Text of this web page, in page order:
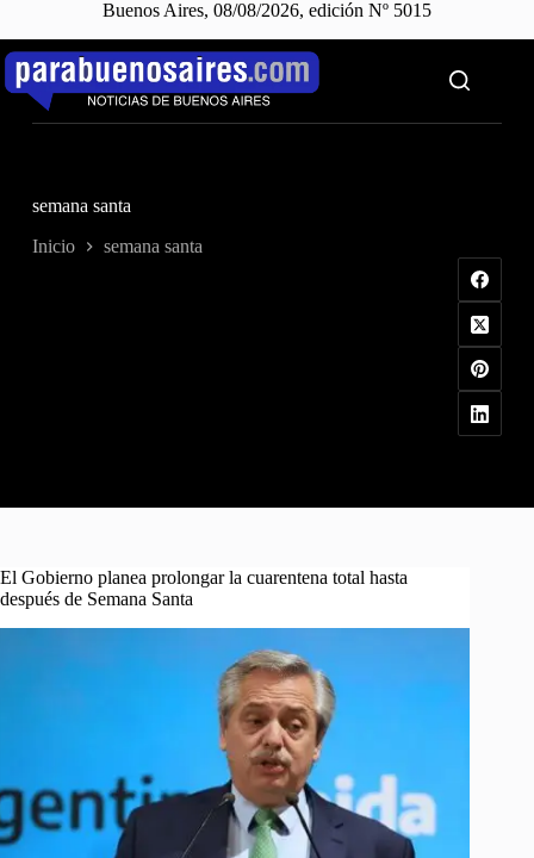
Buenos Aires, 08/08/2026, edición Nº 5015
Saltar
contenido
semana santa
Inicio semana santa
El Gobierno planea prolongar la cuarentena total hasta
después de Semana Santa